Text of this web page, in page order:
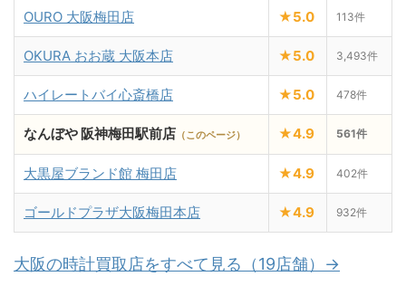
OURO 大阪梅田店 ★5.0 113件
OKURA おお蔵 大阪本店 ★5.0 3,493件
ハイレートバイ心斎橋店 ★5.0 478件
なんぼや 阪神梅田駅前店 （このページ） ★4.9 561件
大黒屋ブランド館 梅田店 ★4.9 402件
ゴールドプラザ大阪梅田本店 ★4.9 932件
大阪の時計買取店をすべて見る（19店舗）→